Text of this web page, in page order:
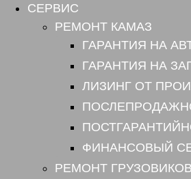
СЕРВИС
РЕМОНТ КАМАЗ
ГАРАНТИЯ НА
ГАРАНТИЯ НА
ЛИЗИНГ ОТ
ФИНАНСОВЫЙ
РЕМОНТ